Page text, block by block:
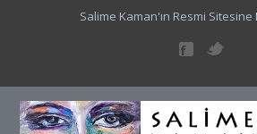
Salime Kaman'ın Resmi Sitesine